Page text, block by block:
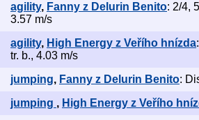
agility, Fanny z Delurin Benito: 2/4,
3.57 m/s
agility, High Energy z Veřího hnízda
tr. b., 4.03 m/s
jumping, Fanny z Delurin Benito:
jumping , High Energy z Veřího